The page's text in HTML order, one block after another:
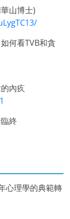
山博士)
何看TVB和貪
內疚
終
心理學的典範轉